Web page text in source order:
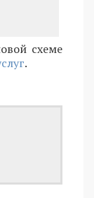
схеме
.